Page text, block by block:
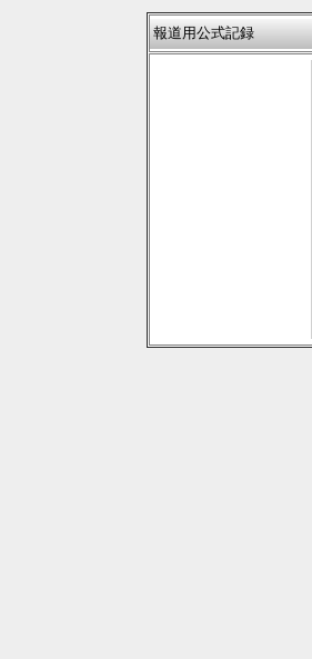
報道用公式記録